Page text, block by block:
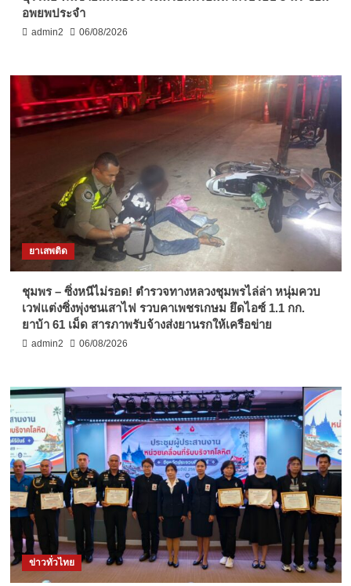
อพยพประจำ
admin2 06/08/2026
ยาเสพติด
ชุมพร – ซิ่งหนีไม่รอด! ตำรวจทางหลวงชุมพรไล่ล่า หนุ่มควบ
เวฟแต่งซิ่งพุ่งชนเสาไฟ รวบคาเพชรเกษม ยึดไอซ์ 1.1 กก.
ยาบ้า 61 เม็ด สารภาพรับจ้างส่งยานรกให้เครือข่าย
admin2 06/08/2026
ข่าวทั่วไทย